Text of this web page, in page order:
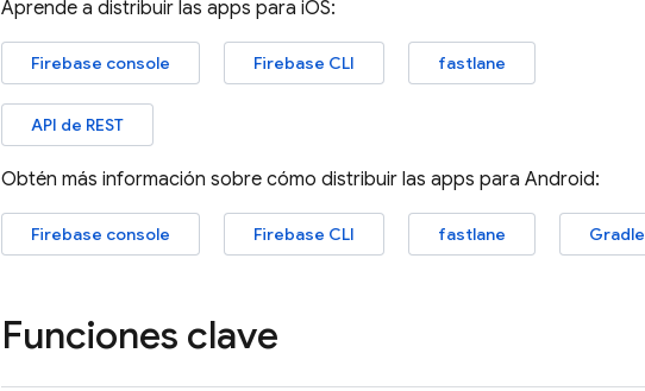
Aprende a distribuir las apps para iOS:
Firebase console Firebase CLI fastlane
API de REST
Obtén más información sobre cómo distribuir las apps para Android:
Firebase console Firebase CLI fastlane Gradle
Funciones clave